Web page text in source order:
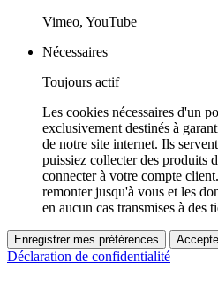
Vimeo, YouTube
Nécessaires
Toujours actif
Les cookies nécessaires d'un
exclusivement destinés à
de notre site internet. Ils
puissiez collecter des produits
connecter à votre compte
remonter jusqu'à vous et les
en aucun cas transmises à des
Enregistrer mes préférences
Déclaration de confidentialité